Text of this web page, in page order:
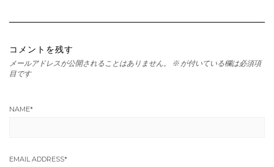
コメントを残す
メールアドレスが公開されることはありません。 ※ が付いている欄は必須項
目です
NAME*
EMAIL ADDRESS*